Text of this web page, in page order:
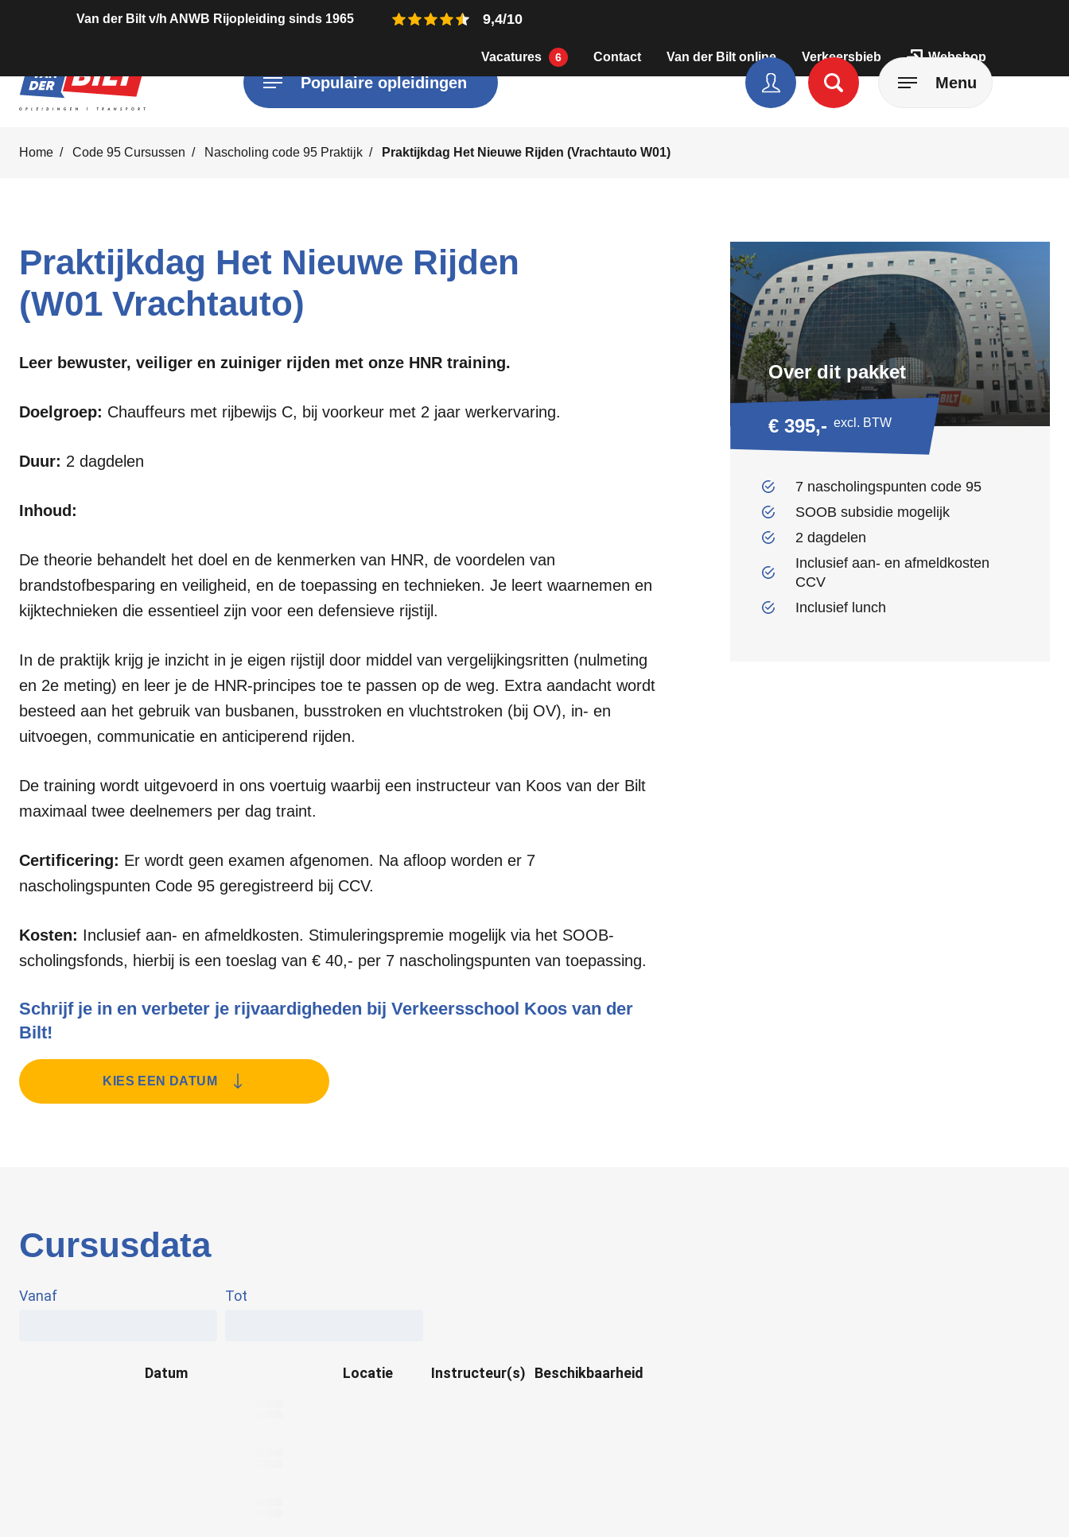
Menu
Van der Bilt v/h ANWB Rijopleiding sinds 1965 9,4/10
Vacatures 6 Contact Van der Bilt online Verkeersbieb Webshop
Populaire opleidingen
Home Code 95 Cursussen Nascholing code 95 Praktijk Praktijkdag Het Nieuwe Rijden (Vrachtauto W01)
Praktijkdag Het Nieuwe Rijden
(W01 Vrachtauto)
Leer bewuster, veiliger en zuiniger rijden met onze HNR training.
Doelgroep: Chauffeurs met rijbewijs C, bij voorkeur met 2 jaar werkervaring.
Duur: 2 dagdelen
Inhoud:
De theorie behandelt het doel en de kenmerken van HNR, de voordelen van
brandstofbesparing en veiligheid, en de toepassing en technieken. Je leert waarnemen en
kijktechnieken die essentieel zijn voor een defensieve rijstijl.
In de praktijk krijg je inzicht in je eigen rijstijl door middel van vergelijkingsritten (nulmeting
en 2e meting) en leer je de HNR-principes toe te passen op de weg. Extra aandacht wordt
besteed aan het gebruik van busbanen, busstroken en vluchtstroken (bij OV), in- en
uitvoegen, communicatie en anticiperend rijden.
De training wordt uitgevoerd in ons voertuig waarbij een instructeur van Koos van der Bilt
maximaal twee deelnemers per dag traint.
Certificering: Er wordt geen examen afgenomen. Na afloop worden er 7
nascholingspunten Code 95 geregistreerd bij CCV.
Kosten: Inclusief aan- en afmeldkosten. Stimuleringspremie mogelijk via het SOOB-
scholingsfonds, hierbij is een toeslag van € 40,- per 7 nascholingspunten van toepassing.
Schrijf je in en verbeter je rijvaardigheden bij Verkeersschool Koos van der
Bilt!
KIES EEN DATUM
Over dit pakket
€ 395,- excl. BTW
7 nascholingspunten code 95
SOOB subsidie mogelijk
2 dagdelen
Inclusief aan- en afmeldkosten
CCV
Inclusief lunch
Cursusdata
Vanaf Tot
Datum Locatie Instructeur(s) Beschikbaarheid